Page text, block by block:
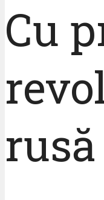
Cu
rusă